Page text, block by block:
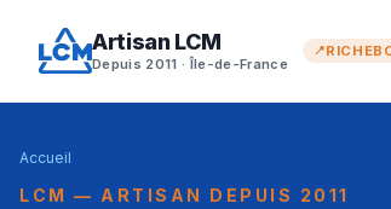
Artisan LCM
Depuis 2011 · Île-de-France
Accueil
LCM — ARTISAN DEPUIS 2011